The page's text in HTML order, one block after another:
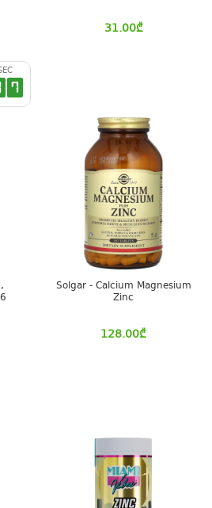
31.00₾
7
Solgar - Calcium Magnesium
Zinc
128.00₾